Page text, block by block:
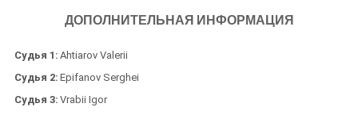
ДОПОЛНИТЕЛЬНАЯ ИНФОРМАЦИЯ
Судья 1 Ahtiarov Valerii
Судья 2 Epifanov Serghei
Судья 3 Vrabii Igor